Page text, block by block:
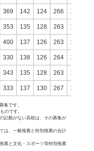
369 142 124 266 1.39
353 135 128 263 1.28
400 137 126 263 1.56
330 138 126 264 1.25
343 135 128 263 1.30
333 137 130 267 1.20
集です。
のです。
記載がない高校は、その募集が
は、一般推薦と特別推薦の合計
薦と文化・スポーツ等特別推薦